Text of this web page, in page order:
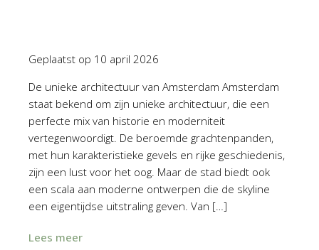
Geplaatst op 10 april 2026
De unieke architectuur van Amsterdam Amsterdam
staat bekend om zijn unieke architectuur, die een
perfecte mix van historie en moderniteit
vertegenwoordigt. De beroemde grachtenpanden,
met hun karakteristieke gevels en rijke geschiedenis,
zijn een lust voor het oog. Maar de stad biedt ook
een scala aan moderne ontwerpen die de skyline
een eigentijdse uitstraling geven. Van […]
Lees meer